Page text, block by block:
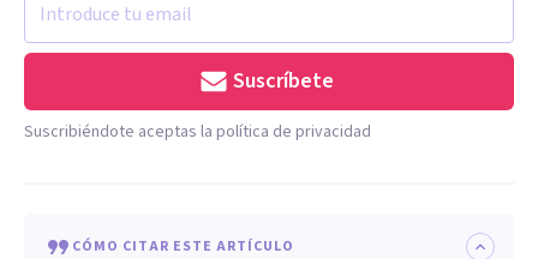
Suscríbete
Suscribiéndote aceptas la política de privacidad
CÓMO CITAR ESTE ARTÍCULO